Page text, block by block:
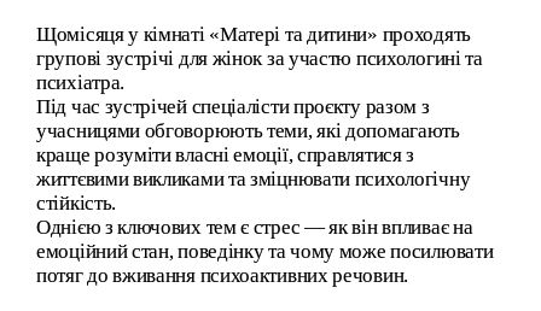
Щомісяця у кімнаті «Матері та дитини» проходять
групові зустрічі для жінок за участю психологині та
психіатра.
Під час зустрічей спеціалісти проєкту разом з
учасницями обговорюють теми, які допомагають
краще розуміти власні емоції, справлятися з
життєвими викликами та зміцнювати психологічну
стійкість.
Однією з ключових тем є стрес — як він впливає на
емоційний стан, поведінку та чому може посилювати
потяг до вживання психоактивних речовин.